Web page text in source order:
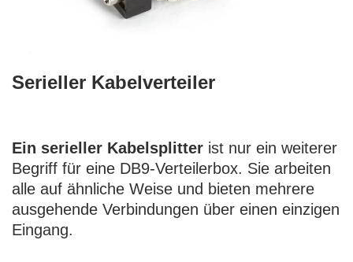
Serieller Kabelverteiler
Ein serieller Kabelsplitter ist nur ein weiterer
Begriff für eine DB9-Verteilerbox. Sie arbeiten
alle auf ähnliche Weise und bieten mehrere
ausgehende Verbindungen über einen einzigen
Eingang.